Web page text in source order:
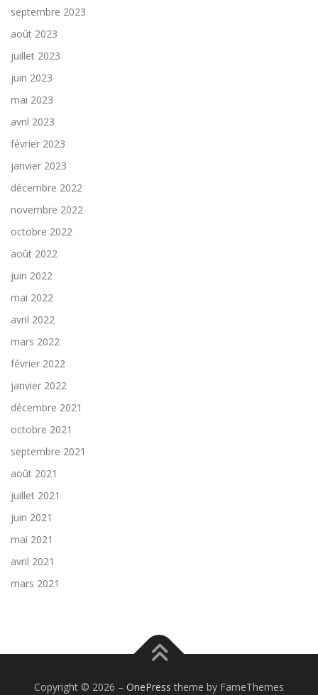
septembre 2023
août 2023
juillet 2023
juin 2023
mai 2023
avril 2023
février 2023
janvier 2023
décembre 2022
novembre 2022
octobre 2022
août 2022
juin 2022
mai 2022
avril 2022
mars 2022
février 2022
janvier 2022
décembre 2021
octobre 2021
septembre 2021
août 2021
juillet 2021
juin 2021
mai 2021
avril 2021
mars 2021
Copyright © 2026 – OnePress theme by FameThemes